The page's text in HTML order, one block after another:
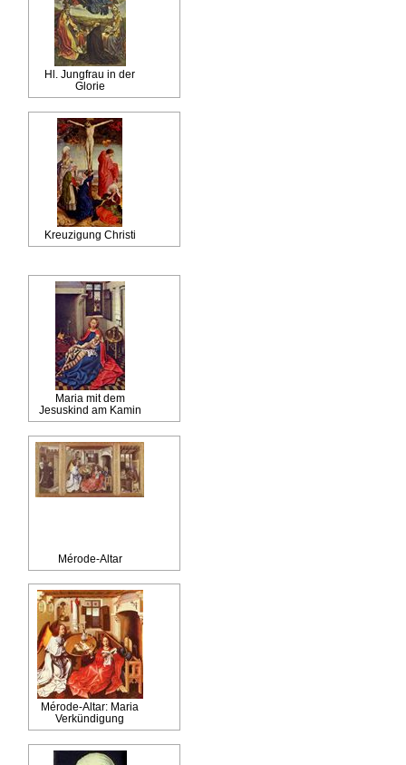
Hl. Jungfrau in der
Glorie
Kreuzigung Christi
Maria mit dem
Jesuskind am Kamin
Mérode-Altar
Mérode-Altar: Maria
Verkündigung